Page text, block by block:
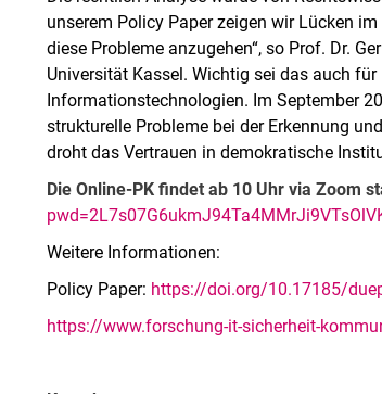
unserem Policy Paper zeigen wir Lücken
diese Probleme anzugehen“, so Prof. Dr.
Universität Kassel. Wichtig sei das auch
Informationstechnologien. Im September
strukturelle Probleme bei der Erkennung
droht das Vertrauen in demokratische
Die Online-PK findet ab 10 Uhr via Zoom
Weitere Informationen:
Policy Paper: https://doi.org/10.17185/
https://www.forschung-it-sicherheit-